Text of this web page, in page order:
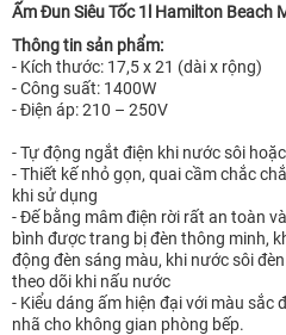
Ấm Đun Siêu Tốc 1l Hamilton Beach
Thông tin sản phẩm:
- Kích thước: 17,5 x 21 (dài x rộng)
- Công suất: 1400W
- Điện áp: 210 – 250V
- Tự động ngắt điện khi nước sôi
- Thiết kế nhỏ gọn, quai cầm chắc
khi sử dụng
- Đế bằng mâm điện rời rất an toàn
bình được trang bị đèn thông minh,
động đèn sáng màu, khi nước sôi
theo dõi khi nấu nước
- Kiểu dáng ấm hiện đại với màu sắc
nhã cho không gian phòng bếp.